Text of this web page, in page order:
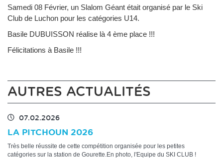
Samedi 08 Février, un Slalom Géant était organisé par le Ski
Club de Luchon pour les catégories U14.
Basile DUBUISSON réalise là 4 ème place !!!
Félicitations à Basile !!!
AUTRES ACTUALITÉS
07.02.2026
LA PITCHOUN 2026
Très belle réussite de cette compétition organisée pour les petites
catégories sur la station de Gourette.En photo, l'Equipe du SKI CLUB !